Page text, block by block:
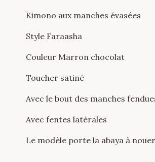
Kimono aux manches évasées
Style Faraasha
Couleur Marron chocolat
Toucher satiné
Avec le bout des manches
Avec fentes latérales
Le modèle porte la abaya à